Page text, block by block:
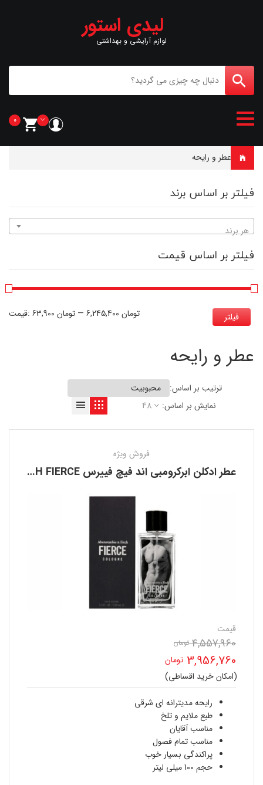
لیدی استور
لوازم آرایشی و بهداشتی
0
خانه عطر و رایحه
فیلتر بر اساس برند
هر برند
فیلتر بر اساس قیمت
فیلتر قیمت: 63,900 تومان — 6,245,400 تومان
عطر و رایحه
ترتیب بر اساس:
نمایش بر اساس:
48
فروش ویژه
عطر ادکلن ابرکرومبی اند فیچ فییرس ABERCROMBIE AND FITCH FIERCE
قیمت
4,557,960 تومان
اصلی
4,557,960 تومان
بود.
3,956,760 تومان
قیمت
فعلی
3,956,760 تومان
است.
(امکان خرید اقساطی)
رایحه مدیترانه ای شرقی
طبع ملایم و تلخ
مناسب آقایان
مناسب تمام فصول
پراکندگی بسیار خوب
حجم 100 میلی لیتر